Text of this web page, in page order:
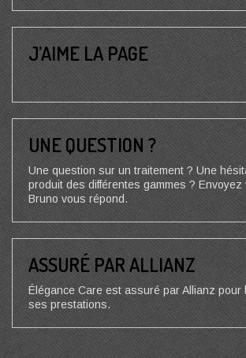
J’AIME LA PAGE
UNE QUESTION ?
Une question sur un traitement ? Une
produit des différentes gammes ?
Bruno vous répond.
ASSURÉ PAR ALLIANZ
Élégance Care est assuré par Allianz pour
ses prestations.